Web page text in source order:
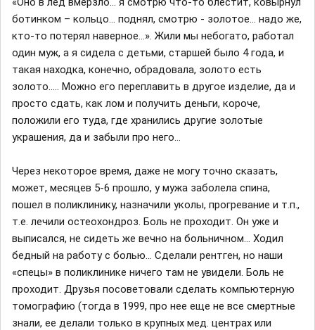
ботинком – кольцо… поднял, смотрю - золотое… надо же,
кто-то потерял наверное…». Жили мы небогато, работал
один муж, а я сидела с детьми, старшей было 4 года, и
такая находка, конечно, обрадовала, золото есть
золото….. Можно его переплавить в другое изделие, да и
просто сдать, как лом и получить деньги, короче,
положили его туда, где хранились другие золотые
украшения, да и забыли про него...
Через некоторое время, даже не могу точно сказать,
может, месяцев 5-6 прошло, у мужа заболела спина,
пошел в поликлинику, назначили уколы, прогревание и т.п.,
т.е. лечили остеохондроз. Боль не проходит. Он уже и
выписался, не сидеть же вечно на больничном… Ходил
бедный на работу с болью… Сделали рентген, но наши
«спецы» в поликлинике ничего там не увидели. Боль не
проходит. Друзья посоветовали сделать компьютерную
томографию (тогда в 1999, про нее еще не все смертные
знали, ее делали только в крупных мед. центрах или